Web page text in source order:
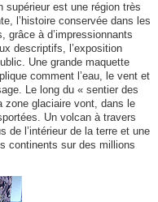
est une région très
l’histoire conservée dans les
grâce à d’impressionnants
descriptifs, l’exposition
Une grande maquette
comment l’eau, le vent et
Le long du « sentier des
zone glaciaire vont, dans le
Un volcan à travers
de l’intérieur de la terre et une
continents sur des millions